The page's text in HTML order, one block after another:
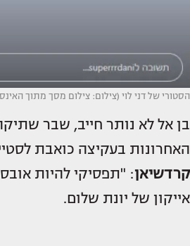
הסטורי של דני לוי (צילום: צילום מסך מתוך
בן אל לא נותר חייב, שבר
האחרונות בעקיצה כואבת
קרדשיאן: "תפסיקי להיות
אייקון של יונת שלום.